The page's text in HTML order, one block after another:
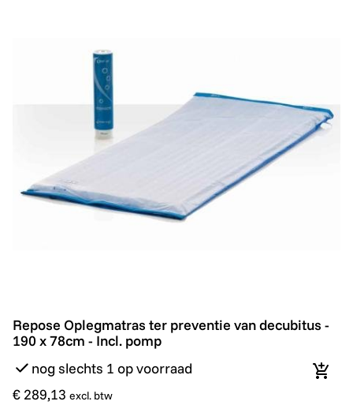
Repose Oplegmatras ter preventie van decubitus -
Repose Oplegmatras ter preventie van decubitus -
190 x 78cm - Incl. pomp
nog slechts 1 op voorraad
€ 289,13 excl. btw
In